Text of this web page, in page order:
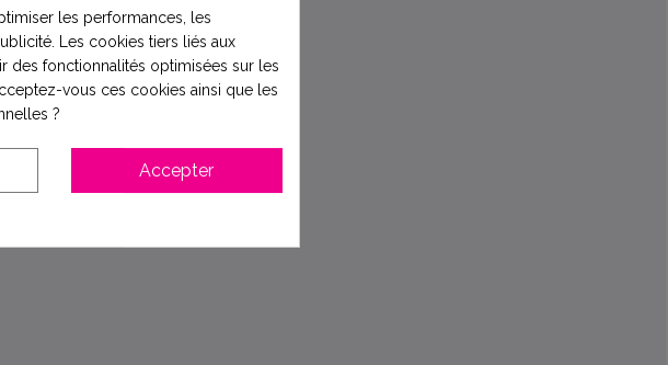
les performances, les
Les cookies tiers liés aux
des fonctionnalités optimisées sur les
vous ces cookies ainsi que les
?
Accepter